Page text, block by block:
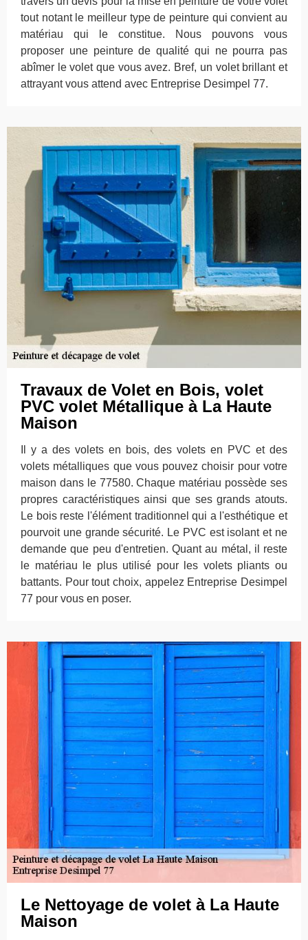
tout notant le meilleur type de peinture qui convient au
matériau qui le constitue. Nous pouvons vous
proposer une peinture de qualité qui ne pourra pas
abîmer le volet que vous avez. Bref, un volet brillant et
attrayant vous attend avec Entreprise Desimpel 77.
Travaux de Volet en Bois, volet
PVC volet Métallique à La Haute
Maison
Il y a des volets en bois, des volets en PVC et des
volets métalliques que vous pouvez choisir pour votre
maison dans le 77580. Chaque matériau possède ses
propres caractéristiques ainsi que ses grands atouts.
Le bois reste l'élément traditionnel qui a l'esthétique et
pourvoit une grande sécurité. Le PVC est isolant et ne
demande que peu d'entretien. Quant au métal, il reste
le matériau le plus utilisé pour les volets pliants ou
battants. Pour tout choix, appelez Entreprise Desimpel
77 pour vous en poser.
Le Nettoyage de volet à La Haute
Maison